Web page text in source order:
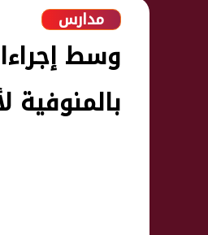
مدارس
وسط
بالمنوفية